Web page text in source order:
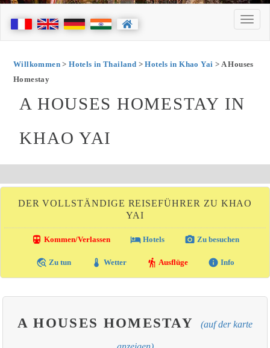
Willkommen>Hotels in Thailand >Hotels in Khao Yai > A Houses
Homestay
A HOUSES HOMESTAY IN
KHAO YAI
DER VOLLSTÄNDIGE REISEFÜHRER ZU KHAO
YAI
directions_transit Kommen/Verlassen local_hotelHotels photo_camera Zu besuchen
travel_explore Zu tun thermostat Wetter hiking Ausflüge info Info
A HOUSES HOMESTAY (auf der karte